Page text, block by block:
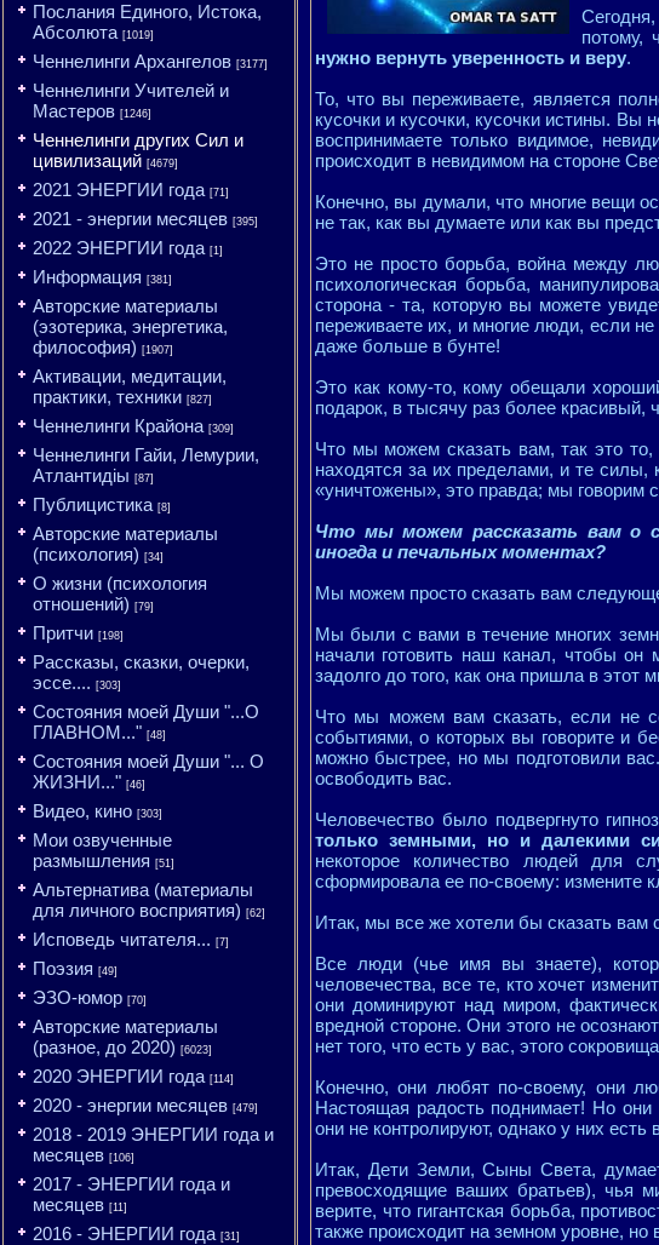
Послания Единого, Истока,
Абсолюта [1019]
Ченнелинги Архангелов [3177]
Ченнелинги Учителей и
Мастеров [1246]
Ченнелинги других Сил и
цивилизаций [4679]
2021 ЭНЕРГИИ года [71]
2021 - энергии месяцев [395]
2022 ЭНЕРГИИ года [1]
Информация [381]
Авторские материалы
(эзотерика, энергетика,
философия) [1907]
Активации, медитации,
практики, техники [827]
Ченнелинги Крайона [309]
Ченнелинги Гайи, Лемурии,
Атлантидіы [87]
Публицистика [8]
Авторские материалы
(психология) [34]
О жизни (психология
отношений) [79]
Притчи [198]
Рассказы, сказки, очерки,
эссе.... [303]
Состояния моей Души "...О
ГЛАВНОМ..." [48]
Состояния моей Души "... О
ЖИЗНИ..." [46]
Видео, кино [303]
Мои озвученные
размышления [51]
Альтернатива (материалы
для личного восприятия) [62]
Исповедь читателя... [7]
Поэзия [49]
ЭЗО-юмор [70]
Авторские материалы
(разное, до 2020) [6023]
2020 ЭНЕРГИИ года [114]
2020 - энергии месяцев [479]
2018 - 2019 ЭНЕРГИИ года и
месяцев [106]
2017 - ЭНЕРГИИ года и
месяцев [11]
2016 - ЭНЕРГИИ года [31]
потому,
нужно вернуть уверенность и веру.
То, что вы переживаете, является
кусочки и кусочки, кусочки истины. Вы
воспринимаете только видимое,
происходит в невидимом на стороне
Конечно, вы думали, что многие вещи
не так, как вы думаете или как вы
Это не просто борьба, война между
психологическая борьба,
сторона - та, которую вы можете
переживаете их, и многие люди, если
даже больше в бунте!
Это как кому-то, кому обещали
подарок, в тысячу раз более
Что мы можем сказать вам, так это
находятся за их пределами, и те
«уничтожены», это правда; мы говорим
Что мы можем рассказать вам о
иногда и печальных моментах?
Мы можем просто сказать вам
Мы были с вами в течение многих
начали готовить наш канал, чтобы
задолго до того, как она пришла в этот
Что мы можем вам сказать, если не
событиями, о которых вы говорите и
можно быстрее, но мы подготовили
освободить вас.
Человечество было подвергнуто
только земными, но и далекими
некоторое количество людей для
сформировала ее по-своему: измените
Итак, мы все же хотели бы сказать вам
Все люди (чье имя вы знаете),
человечества, все те, кто хочет
они доминируют над миром,
вредной стороне. Они этого не
нет того, что есть у вас, этого
Конечно, они любят по-своему, они
Настоящая радость поднимает! Но они
они не контролируют, однако у них есть
Итак, Дети Земли, Сыны Света,
превосходящие ваших братьев), чья
верите, что гигантская борьба,
также происходит на земном уровне,